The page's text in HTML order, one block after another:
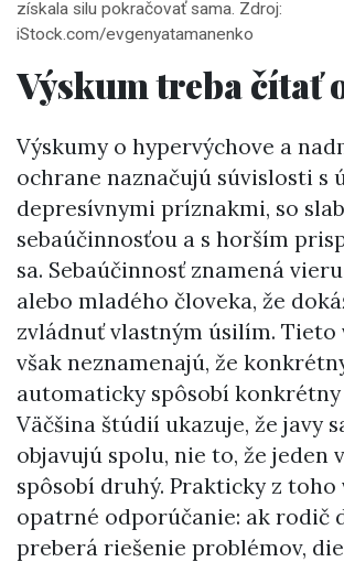
získala silu pokračovať sama. Zdroj:
iStock.com/evgenyatamanenko
Výskum treba čítať
Výskumy o hypervýchove a
ochrane naznačujú súvislosti s
depresívnymi príznakmi, so
sebaúčinnosťou a s horším
sa. Sebaúčinnosť znamená
alebo mladého človeka, že
zvládnuť vlastným úsilím. Tieto
však neznamenajú, že
automaticky spôsobí
Väčšina štúdií ukazuje, že javy
objavujú spolu, nie to, že jeden
spôsobí druhý. Prakticky z toho
opatrné odporúčanie: ak rodič
preberá riešenie problémov,